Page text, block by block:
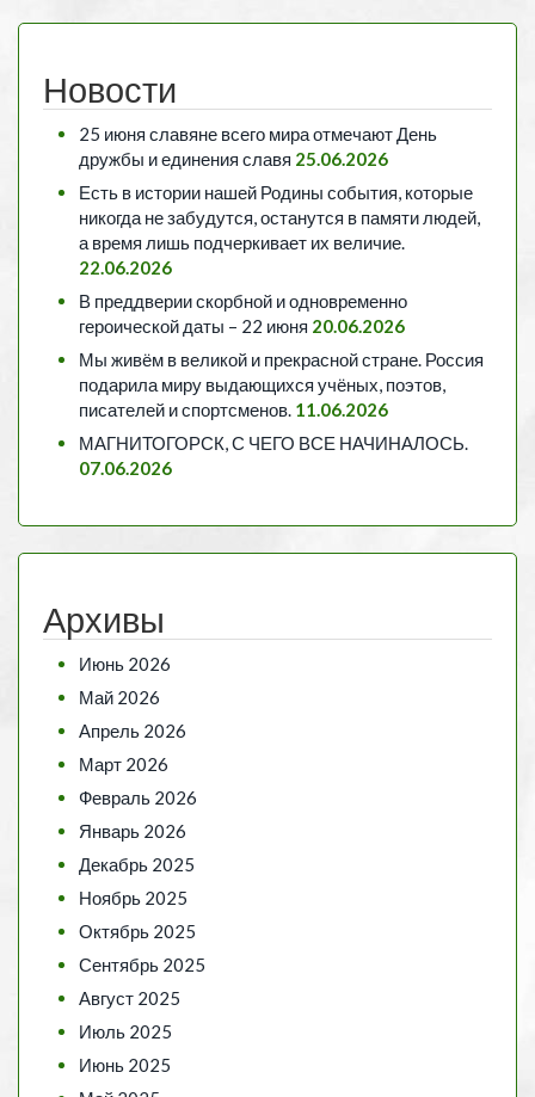
Новости
25 июня славяне всего мира отмечают День
дружбы и единения славя 25.06.2026
Есть в истории нашей Родины события, которые
никогда не забудутся, останутся в памяти людей,
а время лишь подчеркивает их величие.
22.06.2026
В преддверии скорбной и одновременно
героической даты – 22 июня 20.06.2026
Мы живём в великой и прекрасной стране. Россия
подарила миру выдающихся учёных, поэтов,
писателей и спортсменов. 11.06.2026
МАГНИТОГОРСК, С ЧЕГО ВСЕ НАЧИНАЛОСЬ.
07.06.2026
Архивы
Июнь 2026
Май 2026
Апрель 2026
Март 2026
Февраль 2026
Январь 2026
Декабрь 2025
Ноябрь 2025
Октябрь 2025
Сентябрь 2025
Август 2025
Июль 2025
Июнь 2025